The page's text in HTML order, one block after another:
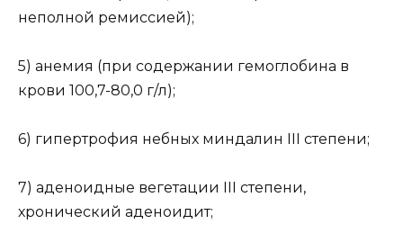
неполной ремиссией);
5) анемия (при содержании гемоглобина в
крови 100,7-80,0 г/л);
6) гипертрофия небных миндалин III степени;
7) аденоидные вегетации III степени,
хронический аденоидит;